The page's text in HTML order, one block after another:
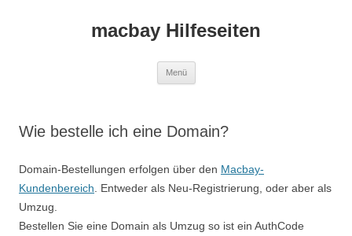
macbay Hilfeseiten
Menü
Wie bestelle ich eine Domain?
Domain-Bestellungen erfolgen über den Macbay-
Kundenbereich . Entweder als Neu-Registrierung, oder aber als
Umzug.
Bestellen Sie eine Domain als Umzug so ist ein AuthCode